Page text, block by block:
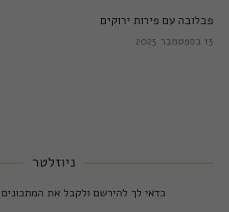
פבלובה עם פירות ירוקים
13 בספטמבר 2025
ניוזלטר
כדאי לך להירשם ולקבל את המתכונים